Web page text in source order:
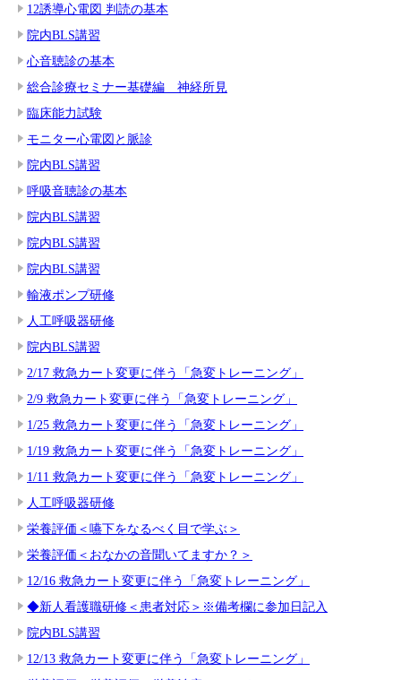
12誘導心電図 判読の基本
院内BLS講習
心音聴診の基本
総合診療セミナー基礎編 神経所見
臨床能力試験
モニター心電図と脈診
院内BLS講習
呼吸音聴診の基本
院内BLS講習
院内BLS講習
院内BLS講習
輸液ポンプ研修
人工呼吸器研修
院内BLS講習
2/17 救急カート変更に伴う「急変トレーニング」
2/9 救急カート変更に伴う「急変トレーニング」
1/25 救急カート変更に伴う「急変トレーニング」
1/19 救急カート変更に伴う「急変トレーニング」
1/11 救急カート変更に伴う「急変トレーニング」
人工呼吸器研修
栄養評価＜嚥下をなるべく目で学ぶ＞
栄養評価＜おなかの音聞いてますか？＞
12/16 救急カート変更に伴う「急変トレーニング」
◆新人看護職研修＜患者対応＞※備考欄に参加日記入
院内BLS講習
12/13 救急カート変更に伴う「急変トレーニング」